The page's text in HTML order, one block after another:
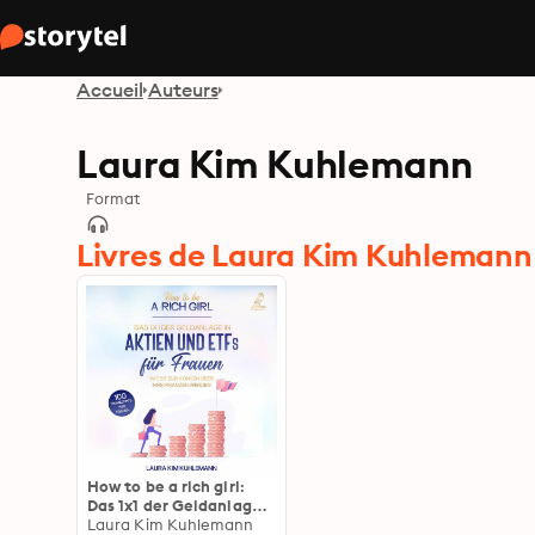
Accueil Auteurs
Laura Kim Kuhlemann
Format
Livres de Laura Kim Kuhlemann
How to be a rich girl:
Das 1x1 der Geldanlage
in Aktien und ETFs für
Laura Kim Kuhlemann